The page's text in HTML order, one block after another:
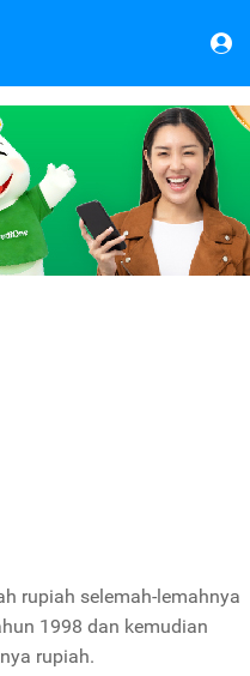
rupiah selemah-lemahnya
1998 dan kemudian
rupiah.